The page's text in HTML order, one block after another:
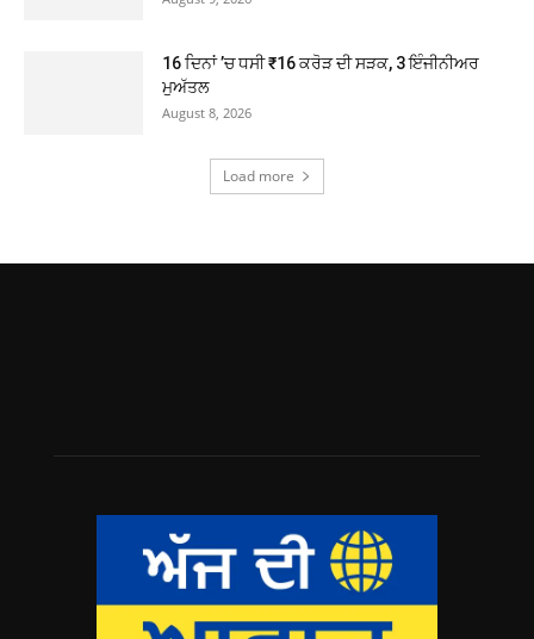
16 ਦਿਨਾਂ ’ਚ ਧਸੀ ₹16 ਕਰੋੜ ਦੀ ਸੜਕ, 3 ਇੰਜੀਨੀਅਰ
ਮੁਅੱਤਲ
August 8, 2026
Load more